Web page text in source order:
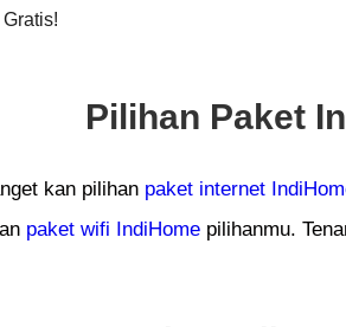
Pilihan Paket
kan pilihan paket internet
paket wifi IndiHome pilihanmu.